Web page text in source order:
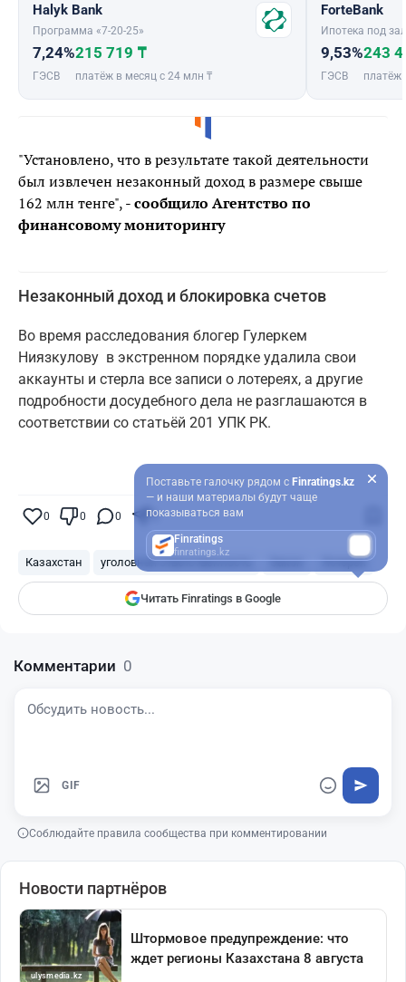
Halyk Bank
Программа «7-20-25»
7,24%
ГЭСВ
215 719 ₸
платёж в месяц с 24 млн ₸
ForteBank
Ипотека под
9,53%
ГЭСВ
243
платёж
"Установлено, что в результате такой деятельности
был извлечен незаконный доход в размере свыше
162 млн тенге", -сообщило Агентство по
финансовому мониторингу
Незаконный доход и блокировка счетов
Во время расследования блогер Гулеркем
Ниязкулову в экстренном порядке удалила свои
аккаунты и стерла все записи о лотереях, а другие
подробности досудебного дела не разглашаются в
соответствии со статьёй 201 УПК РК.
0 0 0 0
Казахстан уголовная ответственность Закон Лотерея
Читать Finratings в Google
Поставьте галочку рядом с Finratings.kz
— и наши материалы будут чаще
показываться вам
Finratings
finratings.kz
Комментарии 0
GIF
Соблюдайте правила сообщества при комментировании